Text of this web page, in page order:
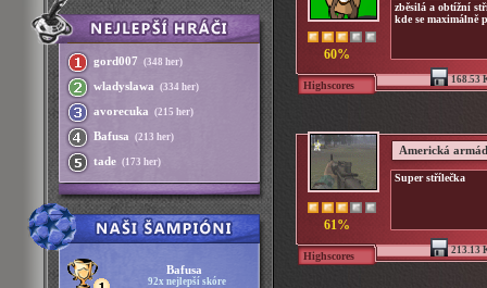
gord007 (348 her)
wladyslawa (334 her)
avorecuka (215 her)
Bafusa (213 her)
tade (173 her)
Bafusa
92x nejlepší skóre
60%
zběsilá a obtížní
kde se maximálně
Highscores 168.53
61%
Americká
Super střílečka
Highscores 213.13